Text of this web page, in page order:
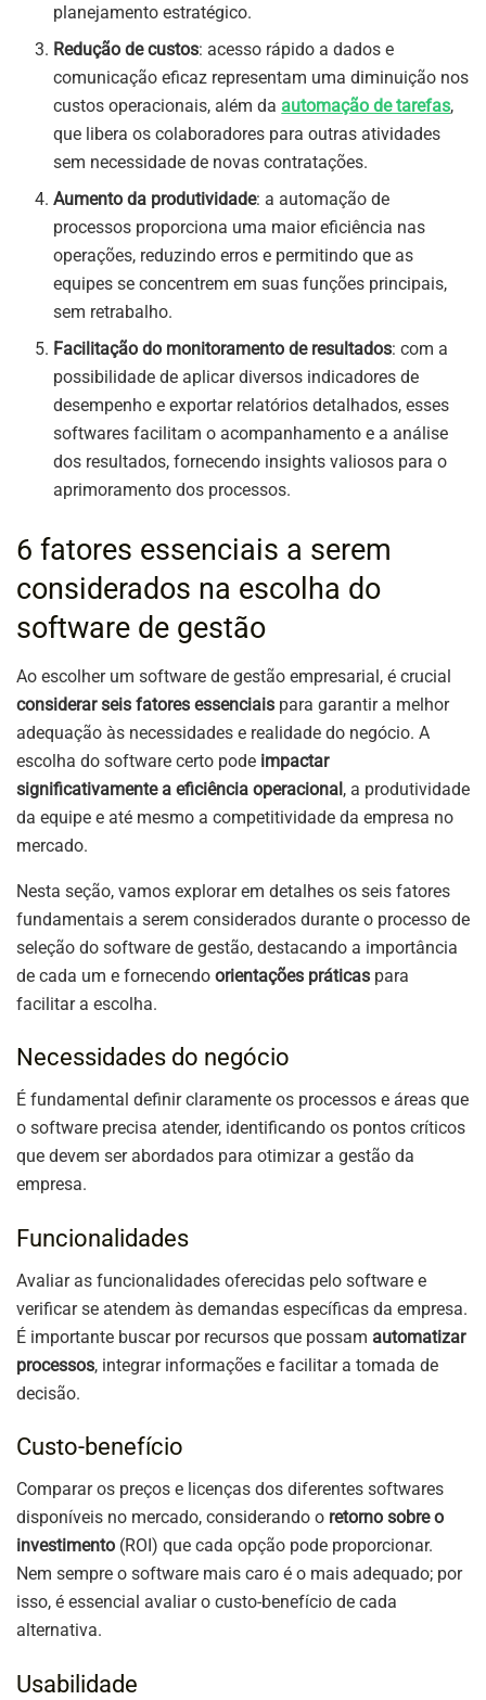
planejamento estratégico.
Redução de custos: acesso rápido a dados e
comunicação eficaz representam uma diminuição nos
custos operacionais, além da automação de tarefas,
que libera os colaboradores para outras atividades
sem necessidade de novas contratações.
Aumento da produtividade: a automação de
processos proporciona uma maior eficiência nas
operações, reduzindo erros e permitindo que as
equipes se concentrem em suas funções principais,
sem retrabalho.
Facilitação do monitoramento de resultados: com a
possibilidade de aplicar diversos indicadores de
desempenho e exportar relatórios detalhados, esses
softwares facilitam o acompanhamento e a análise
dos resultados, fornecendo insights valiosos para o
aprimoramento dos processos.
6 fatores essenciais a serem
considerados na escolha do
software de gestão
Ao escolher um software de gestão empresarial, é crucial
considerar seis fatores essenciais para garantir a melhor
adequação às necessidades e realidade do negócio. A
escolha do software certo pode impactar
significativamente a eficiência operacional, a produtividade
da equipe e até mesmo a competitividade da empresa no
mercado.
Nesta seção, vamos explorar em detalhes os seis fatores
fundamentais a serem considerados durante o processo de
seleção do software de gestão, destacando a importância
de cada um e fornecendo orientações práticas para
facilitar a escolha.
Necessidades do negócio
É fundamental definir claramente os processos e áreas que
o software precisa atender, identificando os pontos críticos
que devem ser abordados para otimizar a gestão da
empresa.
Funcionalidades
Avaliar as funcionalidades oferecidas pelo software e
verificar se atendem às demandas específicas da empresa.
É importante buscar por recursos que possam automatizar
processos, integrar informações e facilitar a tomada de
decisão.
Custo-benefício
Comparar os preços e licenças dos diferentes softwares
disponíveis no mercado, considerando o retorno sobre o
investimento (ROI) que cada opção pode proporcionar.
Nem sempre o software mais caro é o mais adequado; por
isso, é essencial avaliar o custo-benefício de cada
alternativa.
Usabilidade